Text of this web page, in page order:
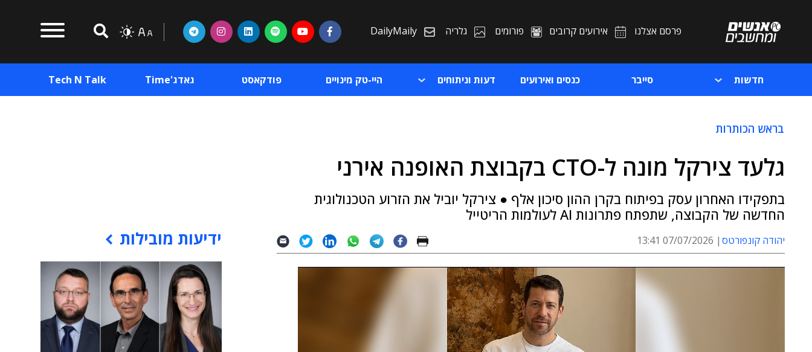
פרסם אצלנו אירועים קרובים פורומים גלריה DailyMaily
חדשות סייבר כנסים ואירועים דעות וניתוחים היי-טק מינויים פודקאסט גאדג'Time Tech N Talk
בראש הכותרות
גלעד צירקל מונה ל-CTO בקבוצת האופנה אירני
בתפקידו האחרון עסק בפיתוח בקרן ההון סיכון אלף ● צירקל יוביל את הזרוע הטכנולוגית
החדשה של הקבוצה, שתפתח פתרונות AI לעולמות הריטייל
יהודה קונפורטס 07/07/2026 13:41 ידיעות מובילות